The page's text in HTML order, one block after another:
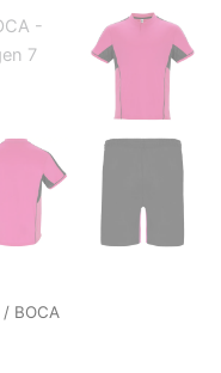
/ BOCA